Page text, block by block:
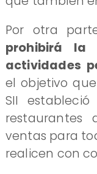
​Por otra
prohibirá la
actividades
el objetivo
SII
restaurantes
ventas para
realicen con